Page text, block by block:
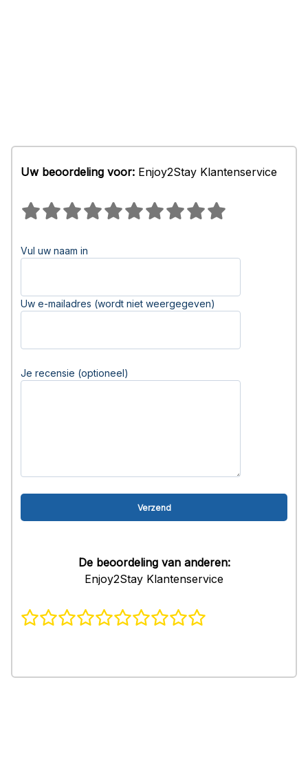
Uw beoordeling voor: Enjoy2Stay Klantenservice
Vul uw naam in
Uw e-mailadres (wordt niet weergegeven)
Je recensie (optioneel)
De beoordeling van anderen:
Enjoy2Stay Klantenservice